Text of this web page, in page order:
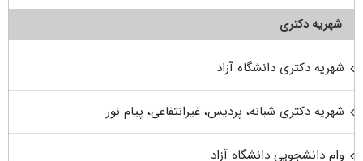
شهریه دکتری
شهریه دکتری دانشگاه آزاد
شهریه دکتری شبانه، پردیس، غیرانتفاعی، پیام نور
وام دانشجویی دانشگاه آزاد